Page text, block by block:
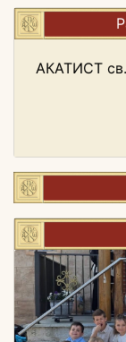
АКАТИСТ